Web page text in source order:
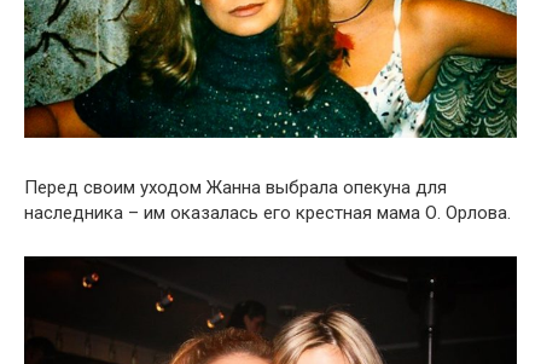
Перед своим уходом Жанна выбрала опекуна для
наследника – им оказалась его крестная мама О. Орлова.